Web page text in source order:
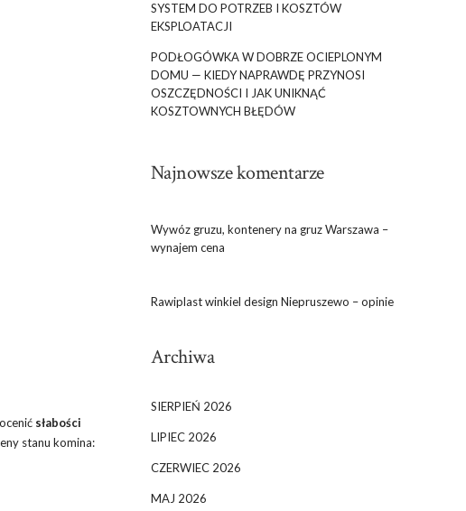
słabości
stanu komina:
SYSTEM DO POTRZEB I KOSZTÓW
EKSPLOATACJI
PODŁOGÓWKA W DOBRZE OCIEPLONYM
DOMU — KIEDY NAPRAWDĘ PRZYNOSI
OSZCZĘDNOŚCI I JAK UNIKNĄĆ
KOSZTOWNYCH BŁĘDÓW
Najnowsze komentarze
Wywóz gruzu, kontenery na gruz Warszawa –
wynajem cena
Rawiplast winkiel design Niepruszewo – opinie
Archiwa
SIERPIEŃ 2026
LIPIEC 2026
CZERWIEC 2026
MAJ 2026